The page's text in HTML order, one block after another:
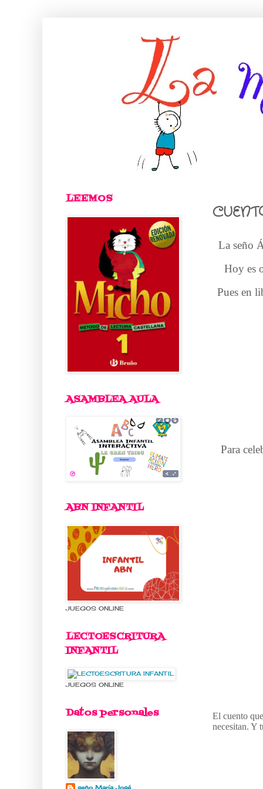
La seño
Hoy es
Pues en
Para
El cuento
necesitan. Y
LEEMOS
ASAMBLEA AULA
ABN INFANTIL
JUEGOS ONLINE
LECTOESCRITURA
INFANTIL
JUEGOS ONLINE
Datos personales
seño María José